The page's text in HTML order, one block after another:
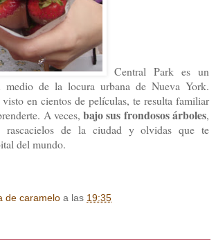
Central Park es un
medio de la locura urbana de Nueva York.
en cientos de películas, te resulta familiar
A veces,bajo sus frondosos árboles,
rascacielos de la ciudad y olvidas que te
del mundo.
de caramelo a las 19:35